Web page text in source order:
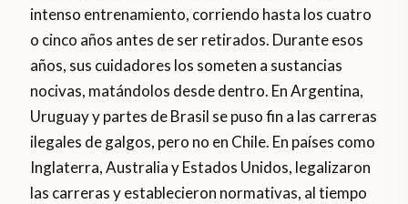
intenso entrenamiento, corriendo hasta los cuatro
o cinco años antes de ser retirados. Durante esos
años, sus cuidadores los someten a sustancias
nocivas, matándolos desde dentro. En Argentina,
Uruguay y partes de Brasil se puso fin a las carreras
ilegales de galgos, pero no en Chile. En países como
Inglaterra, Australia y Estados Unidos, legalizaron
las carreras y establecieron normativas, al tiempo